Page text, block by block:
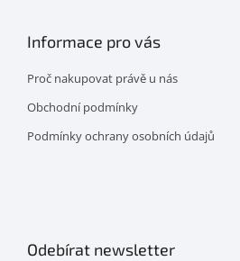
Informace pro vás
Proč nakupovat právě u nás
Obchodní podmínky
Podmínky ochrany osobních údajů
Odebírat newsletter